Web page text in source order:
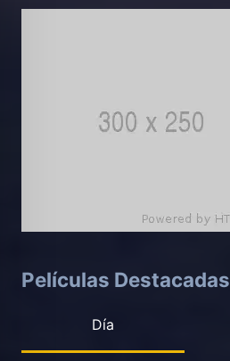
Películas Destacadas
Día